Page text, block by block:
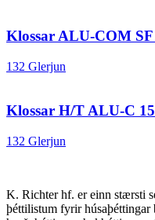
Klossar ALU-COM
132 Glerjun
Klossar H/T ALU-C
132 Glerjun
K. Richter hf. er einn stærsti
þéttilistum fyrir